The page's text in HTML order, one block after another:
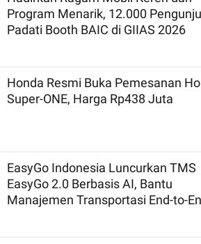
Program Menarik, 12.000
Padati Booth BAIC di GIIAS 2026
Honda Resmi Buka Pemesanan
Super-ONE, Harga Rp438 Juta
EasyGo Indonesia Luncurkan TMS
EasyGo 2.0 Berbasis AI, Bantu
Manajemen Transportasi End-to-